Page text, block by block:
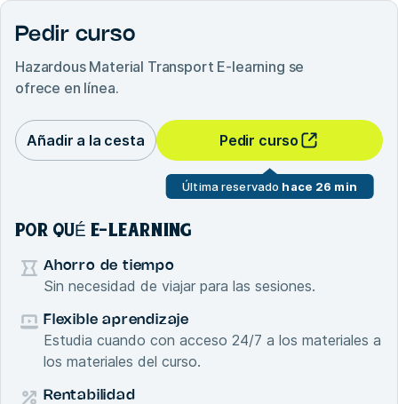
Pedir curso
Hazardous Material Transport E-learning se
ofrece en línea.
Añadir a la cesta Pedir curso
Última reservado hace 26 min
POR QUÉ E-LEARNING
Ahorro de tiempo
Sin necesidad de viajar para las sesiones.
Flexible aprendizaje
Estudia cuando con acceso 24/7 a los materiales a
los materiales del curso.
Rentabilidad